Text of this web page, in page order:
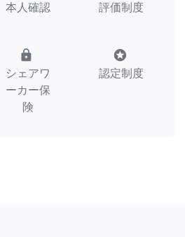
本人確認 評価制度
lock
シェアワ
ーカー保
険
stars
認定制度